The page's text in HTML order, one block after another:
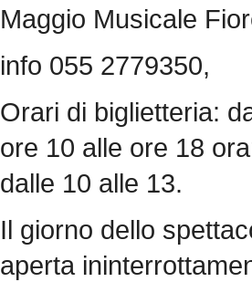
Maggio Musicale
info 055 2779350,
Orari di biglietteria:
ore 10 alle ore 18
dalle 10 alle 13.
Il giorno dello
aperta